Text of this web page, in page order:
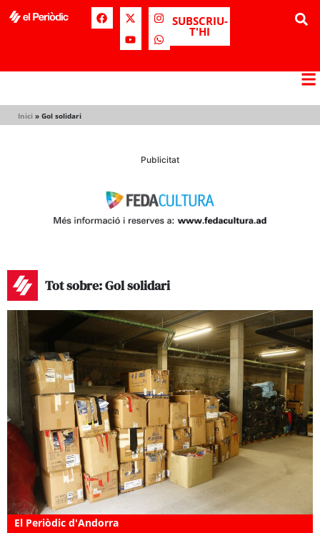
SUBSCRIU-
T'HI
Inici » Gol solidari
Publicitat
Tot sobre: Gol solidari
El Periòdic d'Andorra